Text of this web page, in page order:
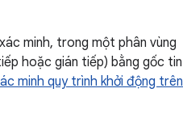
minh, trong một phân vùng
hoặc gián tiếp) bằng gốc tin
minh quy trình khởi động trên